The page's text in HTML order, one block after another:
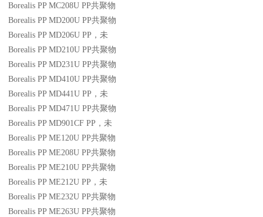
Borealis PP MC208U PP共聚物
Borealis PP MD200U PP共聚物
Borealis PP MD206U PP ，未
Borealis PP MD210U PP共聚物
Borealis PP MD231U PP共聚物
Borealis PP MD410U PP共聚物
Borealis PP MD441U PP ，未
Borealis PP MD471U PP共聚物
Borealis PP MD901CF PP ，未
Borealis PP ME120U PP共聚物
Borealis PP ME208U PP共聚物
Borealis PP ME210U PP共聚物
Borealis PP ME212U PP ，未
Borealis PP ME232U PP共聚物
Borealis PP ME263U PP共聚物